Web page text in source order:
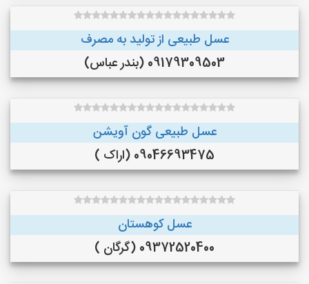
عسل طبیعی از تولید به مصرف
09179309503 (بندر عباس)
عسل طبیعی گون آویشن
09046693475 (اراک )
عسل کوهستان
09372520400 (گرگان )